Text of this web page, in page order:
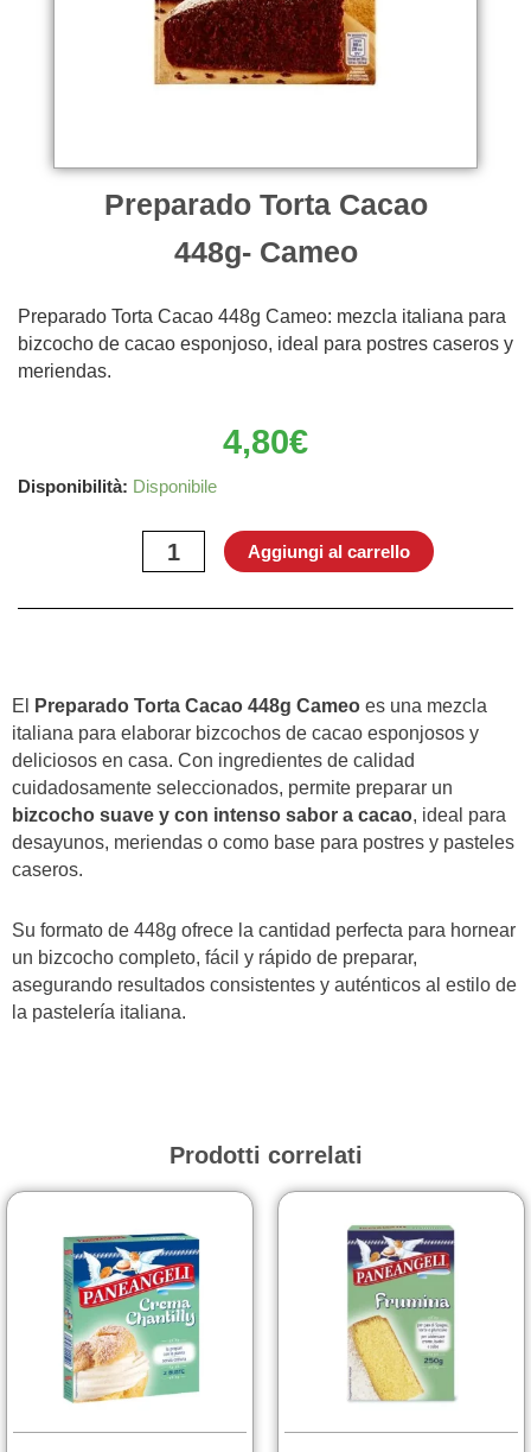
Preparado Torta Cacao
448g- Cameo
Preparado Torta Cacao 448g Cameo: mezcla italiana para
bizcocho de cacao esponjoso, ideal para postres caseros y
meriendas.
4,80€
Disponibilità: Disponibile
Preparado
Aggiungi al carrello
El Preparado Torta Cacao 448g Cameo es una mezcla
italiana para elaborar bizcochos de cacao esponjosos y
deliciosos en casa. Con ingredientes de calidad
cuidadosamente seleccionados, permite preparar un
bizcocho suave y con intenso sabor a cacao, ideal para
desayunos, meriendas o como base para postres y pasteles
caseros.
Su formato de 448g ofrece la cantidad perfecta para hornear
un bizcocho completo, fácil y rápido de preparar,
asegurando resultados consistentes y auténticos al estilo de
la pastelería italiana.
Prodotti correlati